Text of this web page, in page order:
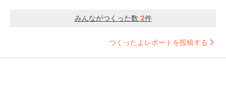
みんながつくった数 2件
つくったよレポートを投稿する